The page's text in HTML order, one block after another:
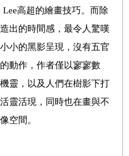
Lee高超的繪畫技巧。而除
出的時間感，最令人驚嘆
小的黑影呈現，沒有五官
動作，作者僅以寥寥數
靈，以及人們在樹影下打
靈活現，同時也在畫與不
空間。